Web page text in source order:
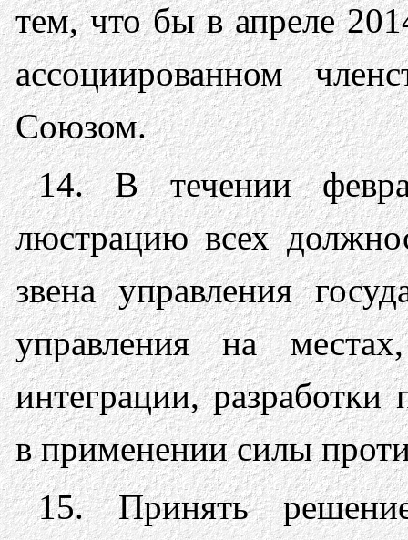
тем, что бы в апреле
ассоциированном
Союзом.
14. В течении
люстрацию всех
звена управления
управления на
интеграции,
в применении силы
15. Принять